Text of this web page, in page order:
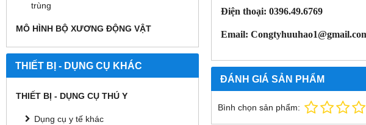
trùng
MÔ HÌNH BỘ XƯƠNG ĐỘNG VẬT
THIẾT BỊ - DỤNG CỤ KHÁC
THIẾT BỊ - DỤNG CỤ THÚ Y
Dụng cụ y tế khác
Điện thoại: 0396.49.6769
Email:
ĐÁNH GIÁ SẢN PHẨM
Bình chọn sản phẩm: